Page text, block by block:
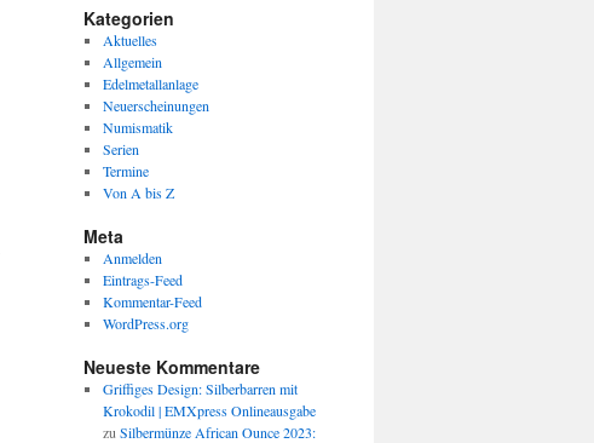
Kategorien
Aktuelles
Allgemein
Edelmetallanlage
Neuerscheinungen
Numismatik
Serien
Termine
Von A bis Z
Meta
Anmelden
Eintrags-Feed
Kommentar-Feed
WordPress.org
Neueste Kommentare
Griffiges Design: Silberbarren mit
Krokodil | EMXpress Onlineausgabe
zu Silbermünze African Ounce 2023: